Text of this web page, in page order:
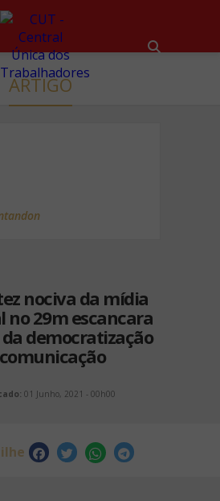
ARTIGO
nociva da mídia
no 29m escancara
democratização
01 Junho, 2021 - 00h00